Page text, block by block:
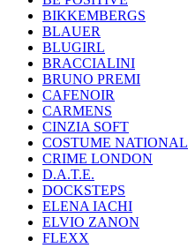
BIKKEMBERGS
BLAUER
BLUGIRL
BRACCIALINI
BRUNO PREMI
CAFENOIR
CARMENS
CINZIA SOFT
COSTUME NATIONAL
CRIME LONDON
D.A.T.E.
DOCKSTEPS
ELENA IACHI
ELVIO ZANON
FLEXX